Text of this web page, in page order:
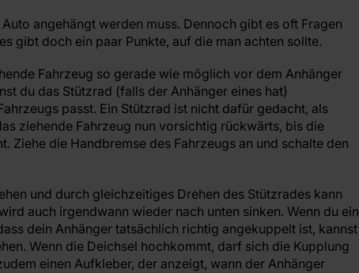
angehängt werden muss. Dennoch gibt es oft Fragen
gibt doch ein paar Punkte, auf die man achten sollte.
Fahrzeug so gerade wie möglich vor dem Anhänger
du das Stützrad (falls der Anhänger eines hat)
passt. Ein Stützrad ist nicht dafür gedacht, als
ziehende Fahrzeug nun vorsichtig rückwärts, bis die
Ziehe die Handbremse des Fahrzeugs an und schalte den
und durch gleichzeitiges Drehen des Stützrades kann
auch irgendwann wieder nach unten sinken. Wenn du ein
dein Anhänger tatsächlich richtig angekuppelt ist, kannst
Wenn die Deichsel hochkommt, darf sich die Kupplung
einen Aufkleber, der anzeigt, wann der Anhänger